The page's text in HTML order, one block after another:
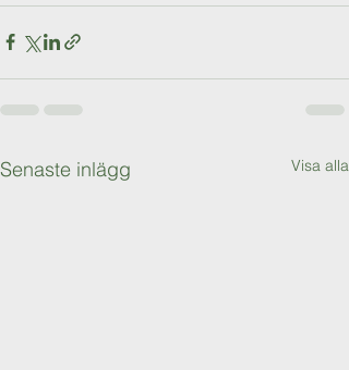
Senaste inlägg Visa alla